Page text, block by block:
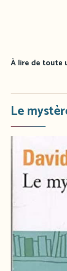
À lire de toute
Le